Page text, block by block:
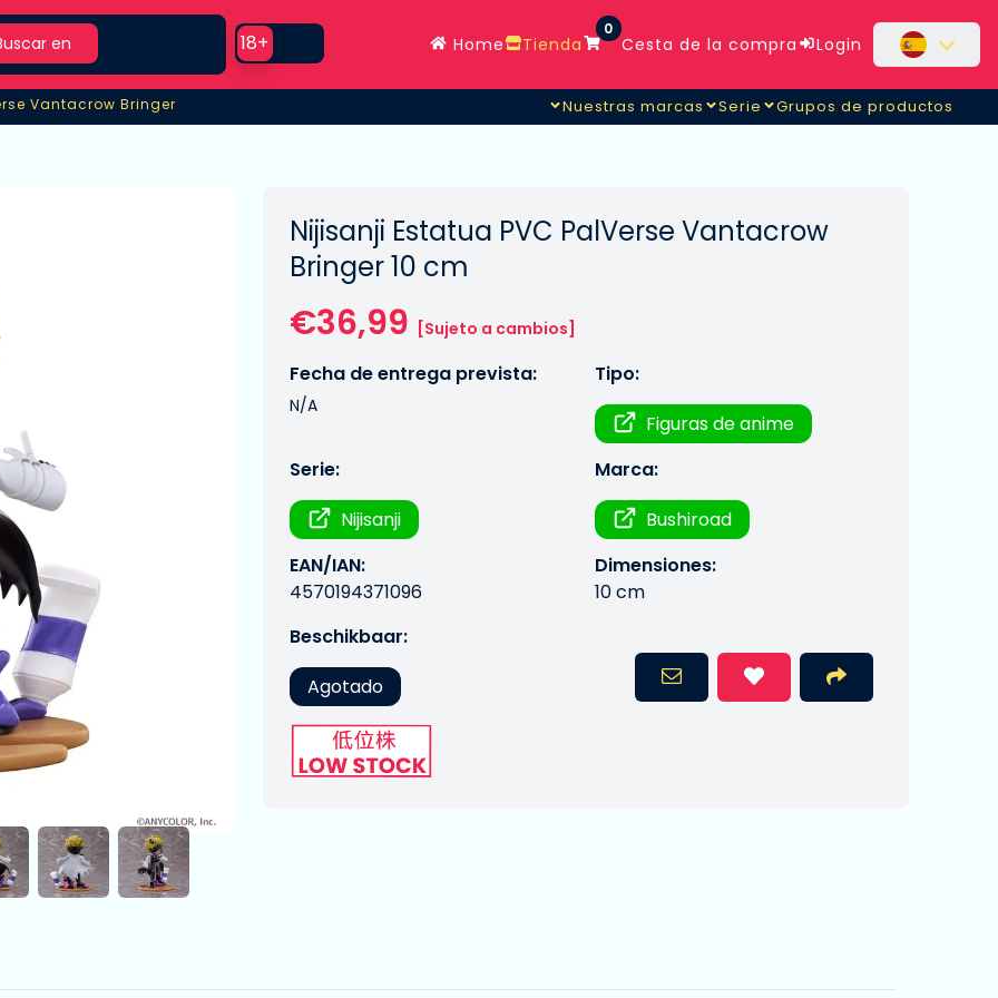
en
Use setting
18+ Home Tienda
0
Cesta de la compra Login
Vantacrow Bringer
Vantacrow Bringer Nuestras marcas Serie Grupos de productos
Nijisanji Estatua PVC PalVerse Vantacrow
Bringer 10 cm
€36,99 [Sujeto a cambios]
Fecha de entrega prevista:
N/A
Tipo:
Figuras de anime
Serie:
Nijisanji
Marca:
Bushiroad
EAN/IAN:
4570194371096
Dimensiones:
10 cm
Beschikbaar:
Agotado